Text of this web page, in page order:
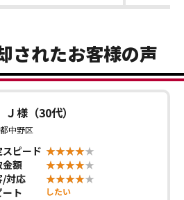
されたお客様の声
Ｊ様（30代）
中野区
ピード
金額
/対応
ート
したい